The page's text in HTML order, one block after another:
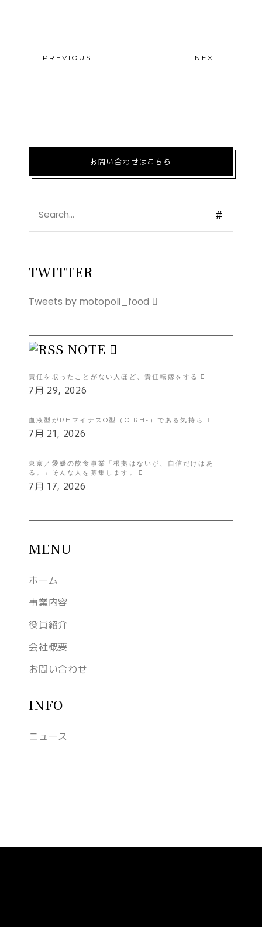
PREVIOUS NEXT
お問い合わせはこちら
for:
TWITTER
Tweets by motopoli_food
NOTE
責任を取ったことがない人ほど、責任転嫁をする
7月 29, 2026
血液型がRHマイナスO型（O RH-）である気持ち
7月 21, 2026
東京／愛媛の飲食事業「根拠はないが、自信だけはあ
る。」そんな人を募集します。
7月 17, 2026
MENU
ホーム
事業内容
役員紹介
会社概要
お問い合わせ
INFO
ニュース